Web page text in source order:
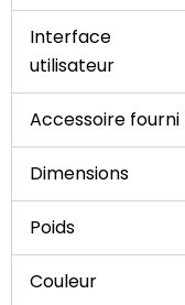
Interface
utilisateur
Accessoire fourni
Dimensions
Poids
Couleur